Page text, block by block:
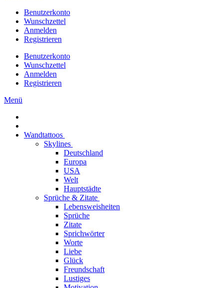
Benutzerkonto
Wunschzettel
Anmelden
Registrieren
Benutzerkonto
Wunschzettel
Anmelden
Registrieren
Menü
Wandtattoos
Skylines
Deutschland
Europa
USA
Welt
Hauptstädte
Sprüche & Zitate
Lebensweisheiten
Sprüche
Zitate
Sprichwörter
Worte
Liebe
Glück
Freundschaft
Lustiges